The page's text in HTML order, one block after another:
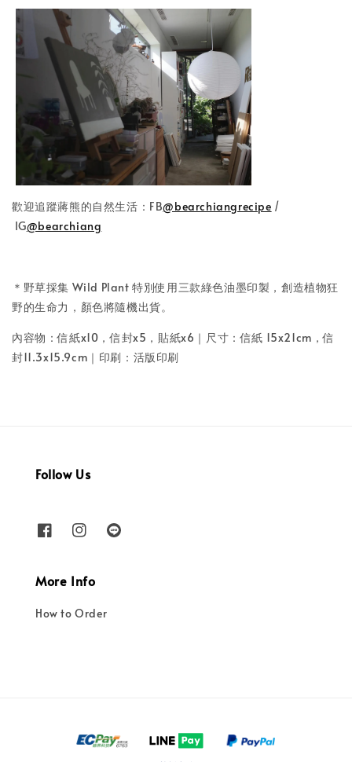
歡迎追蹤蔣熊的自然生活：FB@bearchiangrecipe /
IG@bearchiang
＊野草採集 Wild Plant 特別使用三款綠色油墨印製，創造植物狂
野的生命力，顏色將隨機出貨。
內容物：信紙x10，信封x5，貼紙x6｜尺寸：信紙 15x21cm，信
封11.3x15.9cm｜印刷：活版印刷
Follow Us
More Info
How to Order